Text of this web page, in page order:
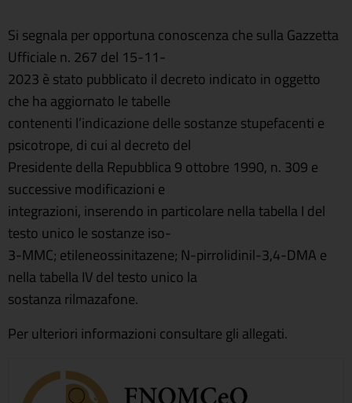
Si segnala per opportuna conoscenza che sulla Gazzetta
Ufficiale n. 267 del 15-11-
2023 è stato pubblicato il decreto indicato in oggetto
che ha aggiornato le tabelle
contenenti l’indicazione delle sostanze stupefacenti e
psicotrope, di cui al decreto del
Presidente della Repubblica 9 ottobre 1990, n. 309 e
successive modificazioni e
integrazioni, inserendo in particolare nella tabella I del
testo unico le sostanze iso-
3-MMC; etileneossinitazene; N-pirrolidinil-3,4-DMA e
nella tabella IV del testo unico la
sostanza rilmazafone.
Per ulteriori informazioni consultare gli allegati.